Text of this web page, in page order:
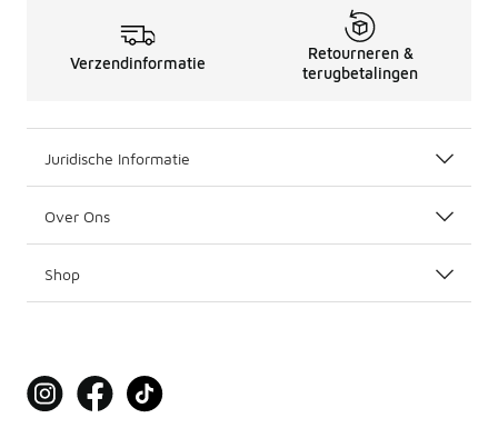
Verzendinformatie
Retourneren &
terugbetalingen
Juridische Informatie
Over Ons
Shop